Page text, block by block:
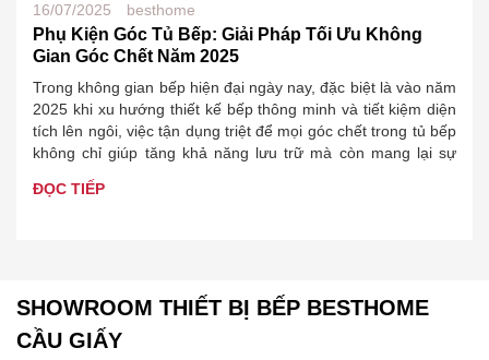
16/07/2025 besthome
Phụ Kiện Góc Tủ Bếp: Giải Pháp Tối Ưu Không
Gian Góc Chết Năm 2025
Trong không gian bếp hiện đại ngày nay, đặc biệt là vào năm
2025 khi xu hướng thiết kế bếp thông minh và tiết kiệm diện
tích lên ngôi, việc tận dụng triệt để mọi góc chết trong tủ bếp
không chỉ giúp tăng khả năng lưu trữ mà còn mang lại sự
ngăn nắp,…
ĐỌC TIẾP
SHOWROOM THIẾT BỊ BẾP BESTHOME
CẦU GIẤY